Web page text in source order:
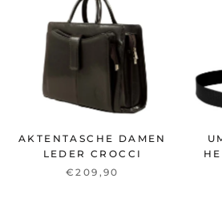
AKTENTASCHE DAMEN
LEDER CROCCI
€209,90